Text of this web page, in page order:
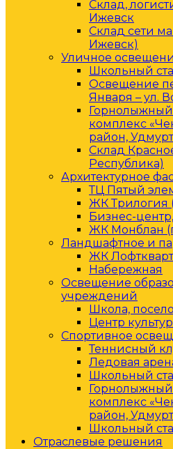
Склад,
Ижевск
Склад сети
Ижевск)
Уличное
Школьный
Освещение
Января – ул.
комплекс
район,
Склад
Республика)
Архитектурное
ТЦ Пятый
ЖК Трилогия
Бизнес-
ЖК Монблан
Ландшафтное и
ЖК
Набережная
Освещение
учреждений
Школа,
Центр
Спортивное
Теннисный
Ледовая
Школьный
комплекс
район,
Школьный
Отраслевые решения